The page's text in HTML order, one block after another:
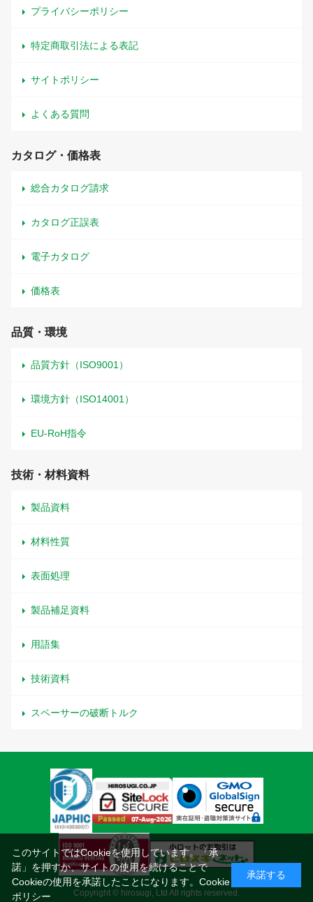
プライバシーポリシー
特定商取引法による表記
サイトポリシー
よくある質問
カタログ・価格表
総合カタログ請求
カタログ正誤表
電子カタログ
価格表
品質・環境
品質方針（ISO9001）
環境方針（ISO14001）
EU-RoH指令
技術・材料資料
製品資料
材料性質
表面処理
製品補足資料
用語集
技術資料
スペーサーの破断トルク
Copyright © hirosugi, Ltd All rights reserved.
このサイトではCookieを使用しています。「承
諾」を押すか、サイトの使用を続けることで
Cookieの使用を承諾したことになります。 Cookie
ポリシー
承諾する